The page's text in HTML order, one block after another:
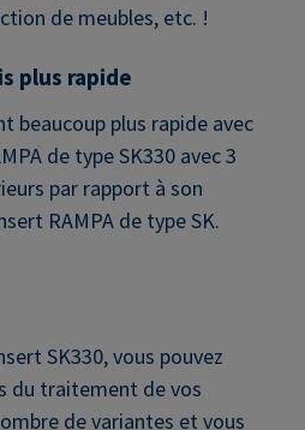
de meubles, etc. !
plus rapide
beaucoup plus rapide avec
de type SK330 avec 3
par rapport à son
RAMPA de type SK.
SK330, vous pouvez
du traitement de vos
de variantes et vous